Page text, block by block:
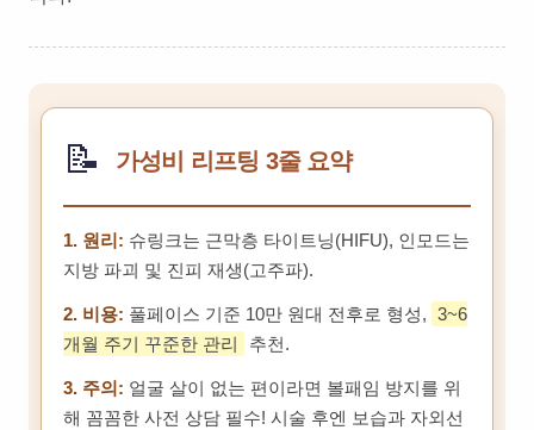
📝 가성비 리프팅 3줄 요약
1. 원리: 슈링크는 근막층 타이트닝(HIFU), 인모드는
지방 파괴 및 진피 재생(고주파).
2. 비용: 풀페이스 기준 10만 원대 전후로 형성, 3~6
개월 주기 꾸준한 관리
추천.
3. 주의: 얼굴 살이 없는 편이라면 볼패임 방지를 위
해 꼼꼼한 사전 상담 필수! 시술 후엔 보습과 자외선